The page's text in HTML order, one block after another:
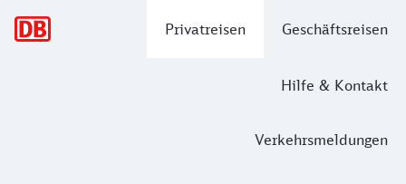
Privatreisen Geschäftsreisen
Hilfe & Kontakt
Verkehrsmeldungen